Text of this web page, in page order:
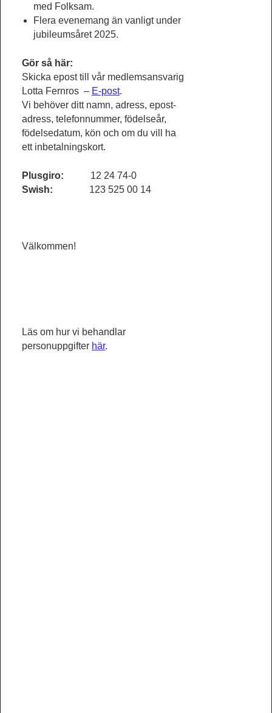
med Folksam.
Flera evenemang än vanligt under
jubileumsåret 2025.
Gör så här:
Skicka epost till vår medlemsansvarig
Lotta Fernros – E-post.
Vi behöver ditt namn, adress, epost-
adress, telefonnummer, födelseår,
födelsedatum, kön och om du vill ha
ett inbetalningskort.
Plusgiro: 12 24 74-0
Swish: 123 525 00 14
Välkommen!
Läs om hur vi behandlar
personuppgifter här.